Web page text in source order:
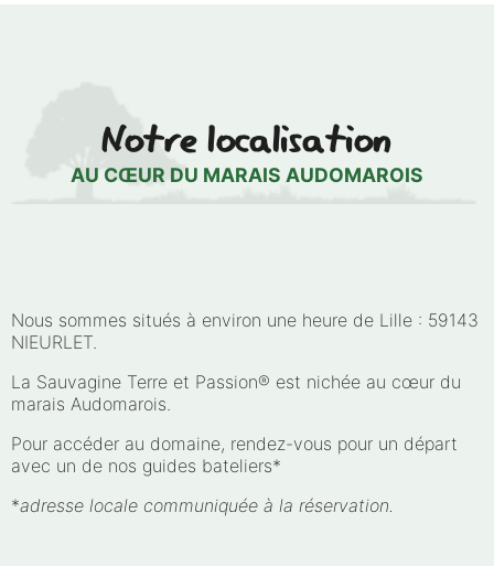
Notre localisation
AU CŒUR DU MARAIS AUDOMAROIS
Nous sommes situés à environ une heure de Lille : 59143
NIEURLET.
La Sauvagine Terre et Passion® est nichée au cœur du
marais Audomarois.
Pour accéder au domaine, rendez-vous pour un départ
avec un de nos guides bateliers*
*adresse locale communiquée à la réservation.